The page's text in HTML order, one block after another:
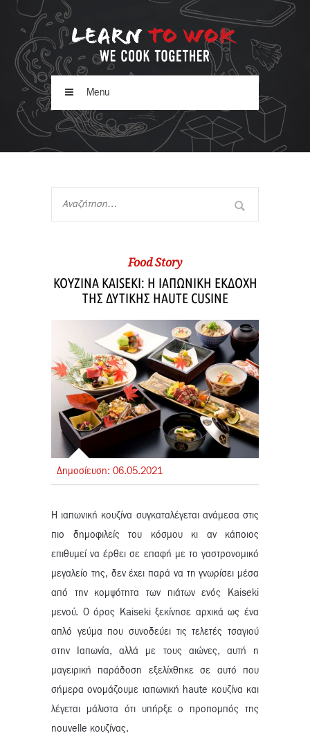
Menu
Food Story
ΚΟΥΖΙΝΑ KAISEKI: Η ΙΑΠΩΝΙΚΗ ΕΚΔΟΧΗ
ΤΗΣ ΔΥΤΙΚΗΣ HAUTE CUSINE
Δημοσίευση: 06.05.2021
Η ιαπωνική κουζίνα συγκαταλέγεται ανάμεσα στις
πιο δημοφιλείς του κόσμου κι αν κάποιος
επιθυμεί να έρθει σε επαφή με το γαστρονομικό
μεγαλείο της, δεν έχει παρά να τη γνωρίσει μέσα
από την κομψότητα των πιάτων ενός Kaiseki
μενού. Ο όρος Kaiseki ξεκίνησε αρχικά ως ένα
απλό γεύμα που συνοδεύει τις τελετές τσαγιού
στην Ιαπωνία, αλλά με τους αιώνες, αυτή η
μαγειρική παράδοση εξελίχθηκε σε αυτό που
σήμερα ονομάζουμε ιαπωνική haute κουζίνα και
λέγεται μάλιστα ότι υπήρξε ο προπομπός της
nouvelle κουζίνας.